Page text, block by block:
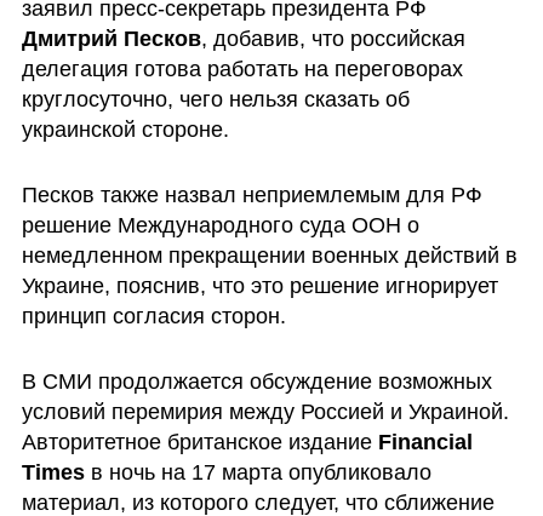
Дмитрий Песков, добавив, что российская
делегация готова работать на переговорах
круглосуточно, чего нельзя сказать об
украинской стороне.
Песков также назвал неприемлемым для РФ
решение Международного суда ООН о
немедленном прекращении военных действий в
Украине, пояснив, что это решение игнорирует
принцип согласия сторон.
В СМИ продолжается обсуждение возможных
условий перемирия между Россией и Украиной.
Авторитетное британское издание Financial
Times в ночь на 17 марта опубликовало
материал, из которого следует, что сближение